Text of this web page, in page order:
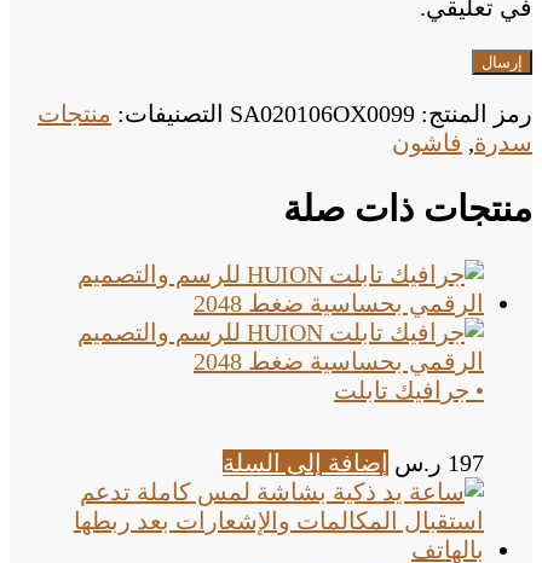
في تعليقي.
رمز المنتج: SA020106OX0099 التصنيفات: منتجات
سدرة, فاشون
منتجات ذات صلة
• جرافيك تابلت
197 ر.س إضافة إلى السلة